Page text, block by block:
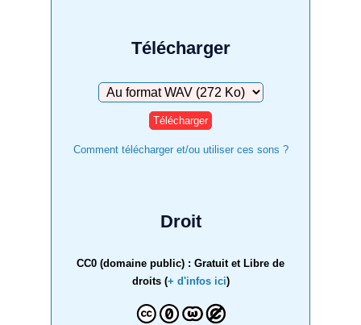
Télécharger
Télécharger
Comment télécharger et/ou utiliser ces sons ?
Droit
CC0 (domaine public) : Gratuit et Libre de
droits (+ d'infos ici)